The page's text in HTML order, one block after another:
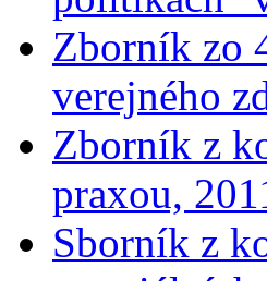
Zborník zo
verejného
Zborník z
praxou,
Sborník z